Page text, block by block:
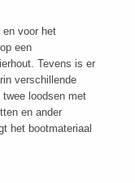
voor het
een
Tevens is er
verschillende
loodsen met
en ander
het bootmateriaal